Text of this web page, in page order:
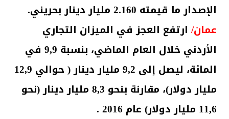
الإصدار ما قيمته 2.160 مليار دينار بحريني.
عمان/ارتفع العجز في الميزان التجاري
الأردني خلال العام الماضي، بنسبة 9,9 في
المائة، ليصل إلى 9,2 مليار دينار ( حوالي 12,9
مليار دولار)، مقارنة بنحو 8,3 مليار دينار (نحو
11,6 مليار دولار) عام 2016 .